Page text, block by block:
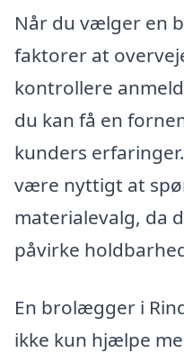
Når du vælger en
faktorer at
kontrollere
du kan få en
kunders
være nyttigt at
materialevalg, da
påvirke
En brolægger i
ikke kun hjælpe